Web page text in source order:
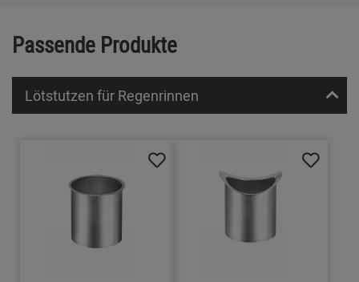
Passende Produkte
Lötstutzen für Regenrinnen